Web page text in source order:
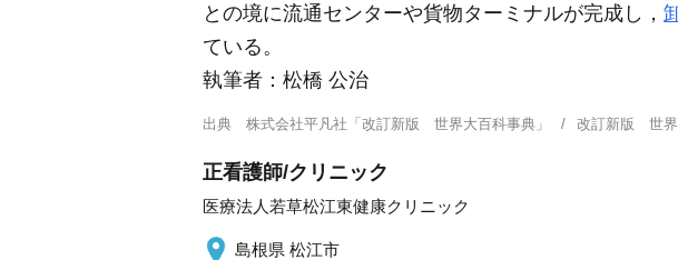
との境に流通センターや貨物ターミナルが完成し，
ている。
執筆者： 松橋 公治
出典 株式会社平凡社「改訂新版 世界大百科事典」 改訂新版 世
正看護師/クリニック
医療法人若草松江東健康クリニック
島根県 松江市